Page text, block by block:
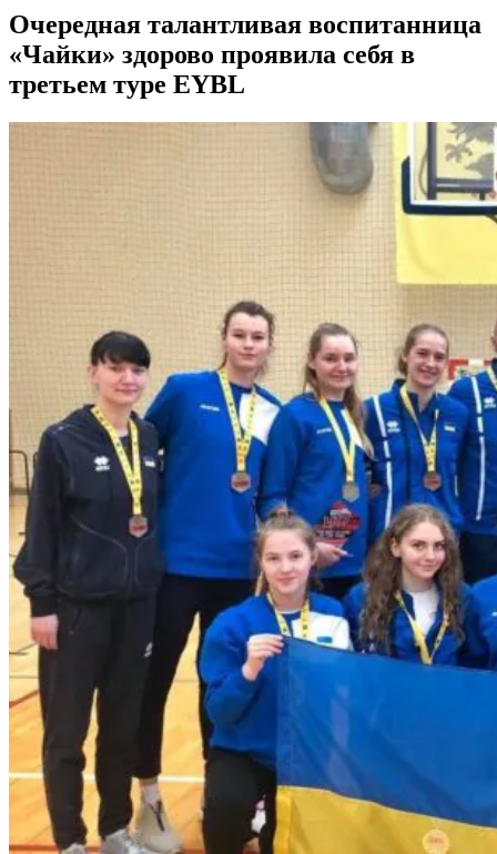
Очередная талантливая воспитанница
«Чайки» здорово проявила себя в
третьем туре EYBL